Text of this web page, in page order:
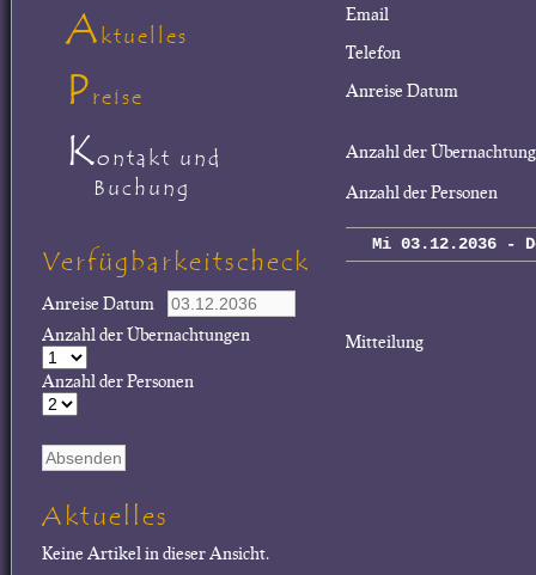
Email
Telefon
Anreise Datum
Anzahl der
Anzahl der Personen
Mi 03.12.2036 -
Mitteilung
Aktuelles
Preise
Kontakt und
Buchung
Verfügbarkeitscheck
Anreise Datum
Anzahl der Übernachtungen
Anzahl der Personen
Aktuelles
Keine Artikel in dieser Ansicht.